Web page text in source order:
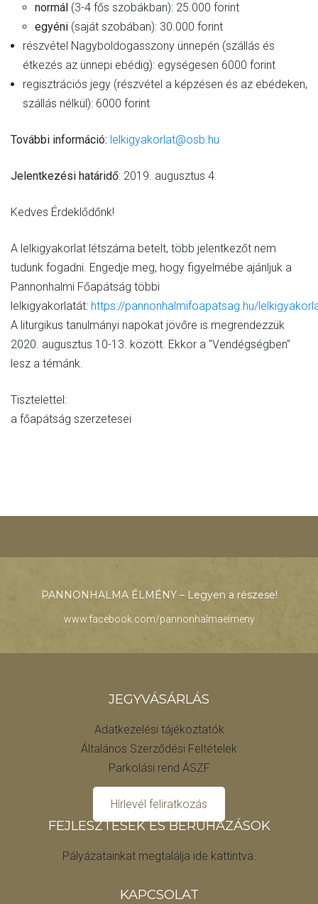
normál (3-4 fős szobákban): 25.000 forint
egyéni (saját szobában): 30.000 forint
részvétel Nagyboldogasszony ünnepén (szállás és
étkezés az ünnepi ebédig): egységesen 6000 forint
regisztrációs jegy (részvétel a képzésen és az ebédeken,
szállás nélkül): 6000 forint
További információ: lelkigyakorlat@osb.hu
Jelentkezési határidő: 2019. augusztus 4.
Kedves Érdeklődőnk!
A lelkigyakorlat létszáma betelt, több jelentkezőt nem
tudunk fogadni. Engedje meg, hogy figyelmébe ajánljuk a
Pannonhalmi Főapátság többi
lelkigyakorlatát: https://pannonhalmifoapatsag.hu/
A liturgikus tanulmányi napokat jövőre is megrendezzük
2020. augusztus 10-13. között. Ekkor a "Vendégségben"
lesz a témánk.
Tisztelettel:
a főapátság szerzetesei
PANNONHALMA ÉLMÉNY – Legyen a részese!
www.facebook.com/pannonhalmaelmeny
JEGYVÁSÁRLÁS
Adatkezelési tájékoztatók
Általános Szerződési Feltételek
Parkolási rend ÁSZF
Hírlevél feliratkozás
FEJLESZTÉSEK ÉS BERUHÁZÁSOK
Pályázatainkat megtalálja ide kattintva.
KAPCSOLAT